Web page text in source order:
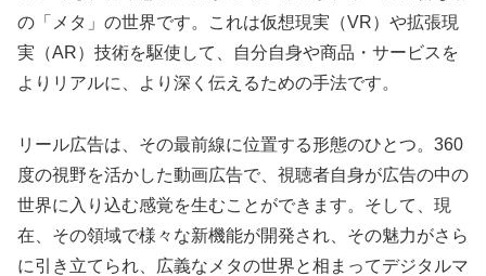
の「メタ」の世界です。これは仮想現実（VR）や拡張現
実（AR）技術を駆使して、自分自身や商品・サービスを
よりリアルに、より深く伝えるための手法です。
リール広告は、その最前線に位置する形態のひとつ。360
度の視野を活かした動画広告で、視聴者自身が広告の中の
世界に入り込む感覚を生むことができます。そして、現
在、その領域で様々な新機能が開発され、その魅力がさら
に引き立てられ、広義なメタの世界と相まってデジタルマ